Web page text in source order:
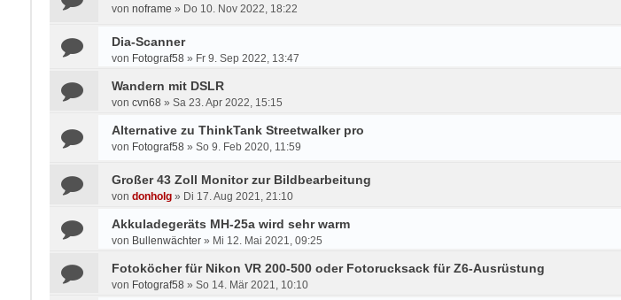
von noframe » Do 10. Nov 2022, 18:22
Dia-Scanner
von Fotograf58 » Fr 9. Sep 2022, 13:47
Wandern mit DSLR
von cvn68 » Sa 23. Apr 2022, 15:15
Alternative zu ThinkTank Streetwalker pro
von Fotograf58 » So 9. Feb 2020, 11:59
Großer 43 Zoll Monitor zur Bildbearbeitung
von donholg» Di 17. Aug 2021, 21:10
Akkuladegeräts MH-25a wird sehr warm
von Bullenwächter» Mi 12. Mai 2021, 09:25
Fotoköcher für Nikon VR 200-500 oder Fotorucksack für Z6-Ausrüstung
von Fotograf58 » So 14. Mär 2021, 10:10